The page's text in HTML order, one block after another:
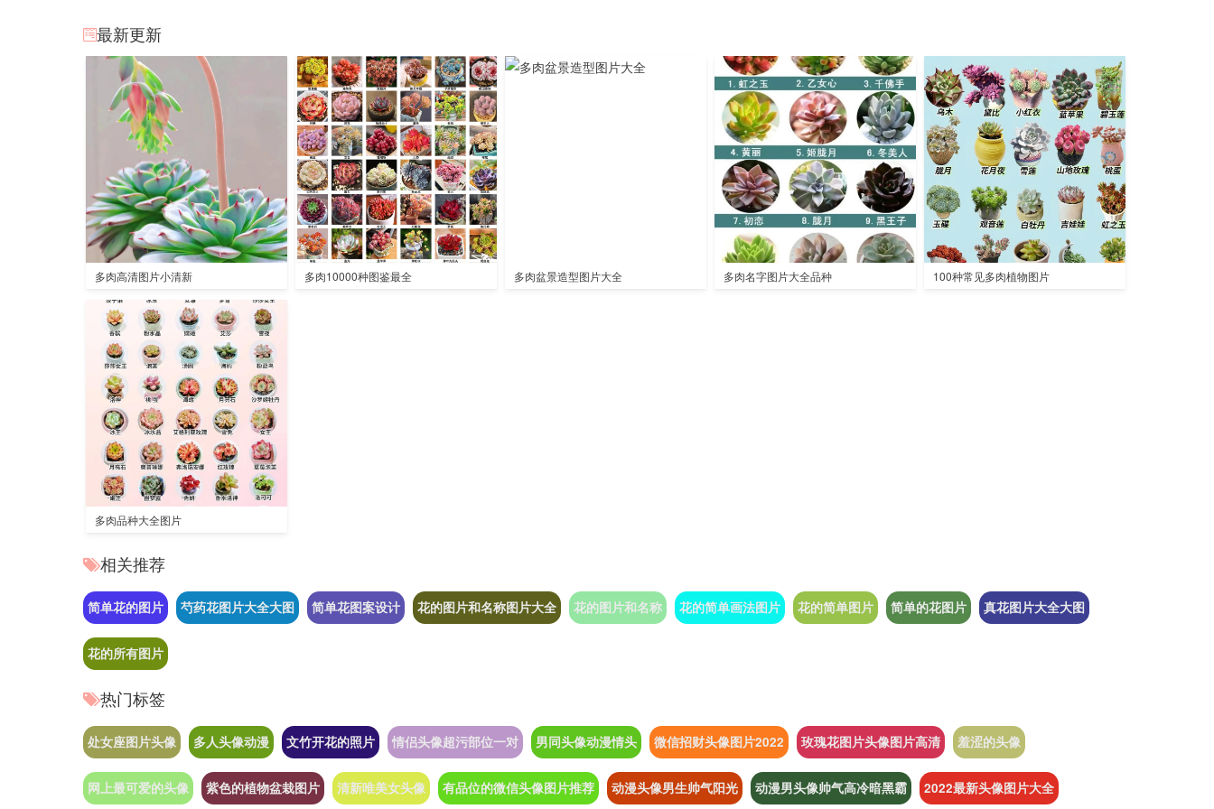
最新更新
多肉高清图片小清新 多肉10000种图鉴最全 多肉盆景造型图片大全 多肉名字图片大全品种 100种常见多肉植物图片
多肉品种大全图片
相关推荐
简单花的图片 芍药花图片大全大图 简单花图案设计 花的图片和名称图片大全 花的图片和名称 花的简单画法图片 花的简单图片 简单的花图片 真花图片大全大图
花的所有图片
热门标签
处女座图片头像 多人头像动漫 文竹开花的照片 情侣头像超污部位一对 男同头像动漫情头 微信招财头像图片2022 玫瑰花图片头像图片高清 羞涩的头像
网上最可爱的头像 紫色的植物盆栽图片 清新唯美女头像 有品位的微信头像图片推荐 动漫头像男生帅气阳光 动漫男头像帅气高冷暗黑霸 2022最新头像图片大全